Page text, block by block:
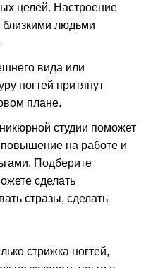
целей. Настроение
людьми
вида или
ногтей притянут
плане.
студии поможет
на работе и
Подберите
сделать
стразы, сделать
стрижка ногтей,